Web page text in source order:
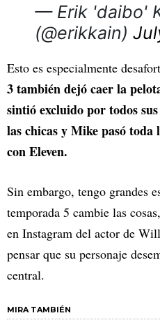
— Erik 'daibo'
(@erikkain)
Esto es especialmente
3 también dejó caer la
sintió excluido por todos
las chicas y Mike pasó toda
con Eleven.
Sin embargo, tengo grandes
temporada 5 cambie las
en Instagram del actor de
pensar que su personaje
central.
MIRA TAMBIÉN